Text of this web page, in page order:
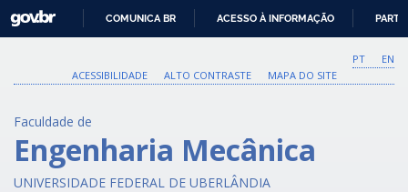
O
CONTEÚDO
GOVBR
COMUNICA BR ACESSO À INFORMAÇÃO
PT
EN
ACESSIBILIDADE
ALTO CONTRASTE MAPA DO SITE
Faculdade de
Engenharia Mecânica
UNIVERSIDADE FEDERAL DE UBERLÂNDIA